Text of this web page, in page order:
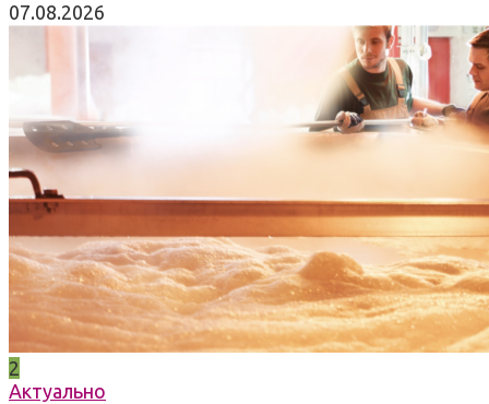
07.08.2026
2
Актуально